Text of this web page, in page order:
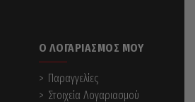
Ο ΛΟΓΑΡΙΑΣΜΌΣ ΜΟΥ
Παραγγελίες
Στοιχεία Λογαριασμού